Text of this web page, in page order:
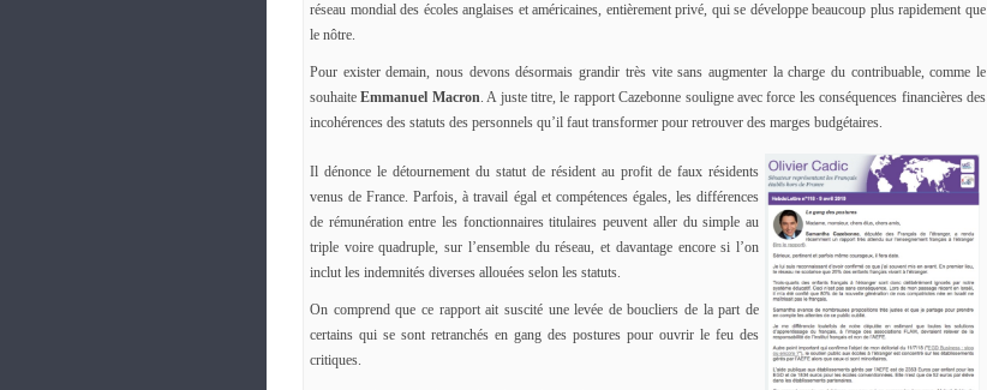
réseau mondial des écoles anglaises et américaines, entièrement privé, qui se développe beaucoup plus rapidement que
le nôtre.
Pour exister demain, nous devons désormais grandir très vite sans augmenter la charge du contribuable, comme le
souhaiteEmmanuel Macron. A juste titre, le rapport Cazebonne souligne avec force les conséquences financières des
incohérences des statuts des personnels qu’il faut transformer pour retrouver des marges budgétaires.
Il dénonce le détournement du statut de résident au profit de faux résidents
venus de France. Parfois, à travail égal et compétences égales, les différences
de rémunération entre les fonctionnaires titulaires peuvent aller du simple au
triple voire quadruple, sur l’ensemble du réseau, et davantage encore si l’on
inclut les indemnités diverses allouées selon les statuts.
On comprend que ce rapport ait suscité une levée de boucliers de la part de
certains qui se sont retranchés en gang des postures pour ouvrir le feu des
critiques.